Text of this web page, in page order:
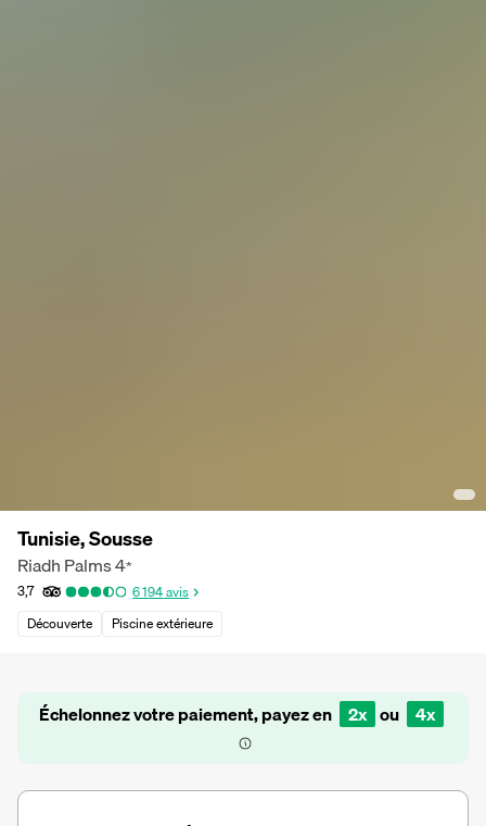
Tunisie, Sousse
Riadh Palms4*
3,7 6 194avis
Découverte
Piscine extérieure
Échelonnez votre paiement, payez en 2x ou 4x